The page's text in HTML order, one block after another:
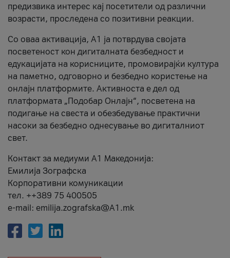
предизвика интерес кај посетители од различни
возрасти, проследена со позитивни реакции.
Со оваа активација, А1 ја потврдува својата
посветеност кон дигиталната безбедност и
едукацијата на корисниците, промовирајќи култура
на паметно, одговорно и безбедно користење на
онлајн платформите. Активноста е дел од
платформата „Подобар Онлајн“, посветена на
подигање на свеста и обезбедување практични
насоки за безбедно однесување во дигиталниот
свет.
Контакт за медиуми А1 Македонија:
Емилија Зографска
Корпоративни комуникации
тел. ++389 75 400505
e-mail: emilija.zografska@A1.mk